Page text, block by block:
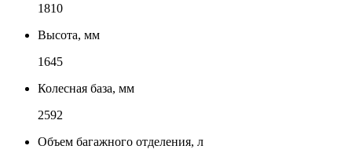
1810
Высота, мм
1645
Колесная база, мм
2592
Объем багажного отделения, л